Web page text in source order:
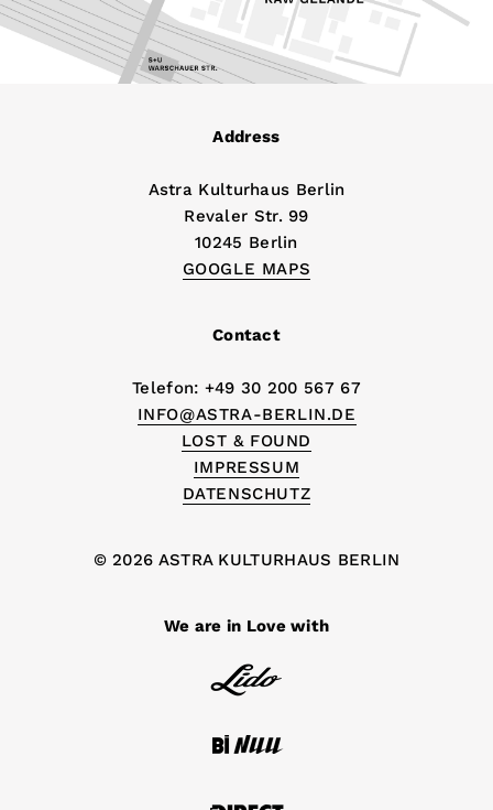
Address
Astra Kulturhaus Berlin
Revaler Str. 99
10245 Berlin
GOOGLE MAPS
Contact
Telefon: +49 30 200 567 67
INFO@ASTRA-BERLIN.DE
LOST & FOUND
IMPRESSUM
DATENSCHUTZ
© 2026 ASTRA KULTURHAUS BERLIN
We are in Love with